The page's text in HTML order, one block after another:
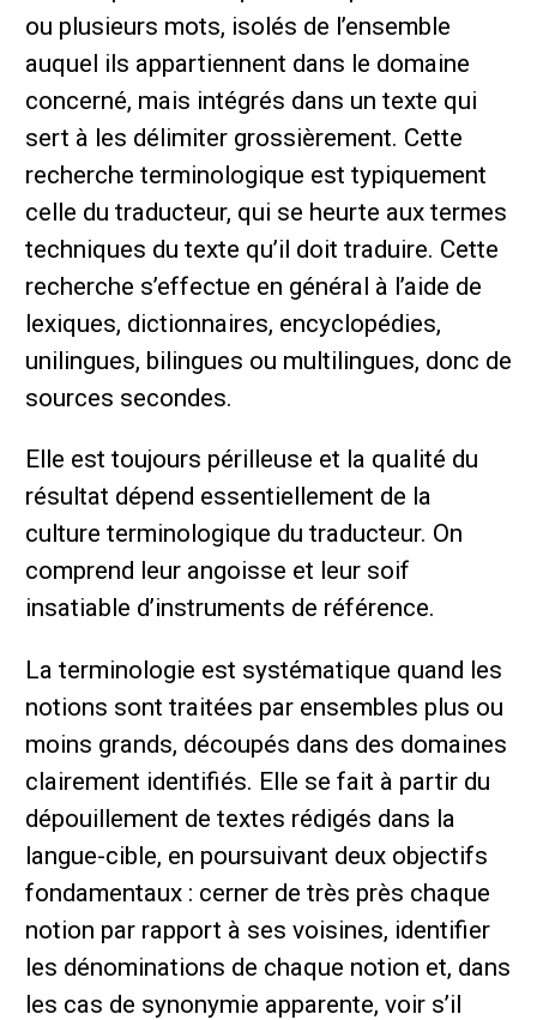
ou plusieurs mots, isolés de l’ensemble
auquel ils appartiennent dans le domaine
concerné, mais intégrés dans un texte qui
sert à les délimiter grossièrement. Cette
recherche terminologique est typiquement
celle du traducteur, qui se heurte aux termes
techniques du texte qu’il doit traduire. Cette
recherche s’effectue en général à l’aide de
lexiques, dictionnaires, encyclopédies,
unilingues, bilingues ou multilingues, donc de
sources secondes.
Elle est toujours périlleuse et la qualité du
résultat dépend essentiellement de la
culture terminologique du traducteur. On
comprend leur angoisse et leur soif
insatiable d’instruments de référence.
La terminologie est systématique quand les
notions sont traitées par ensembles plus ou
moins grands, découpés dans des domaines
clairement identifiés. Elle se fait à partir du
dépouillement de textes rédigés dans la
langue-cible, en poursuivant deux objectifs
fondamentaux : cerner de très près chaque
notion par rapport à ses voisines, identifier
les dénominations de chaque notion et, dans
les cas de synonymie apparente, voir s’il